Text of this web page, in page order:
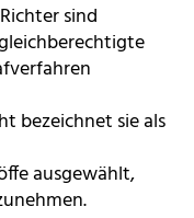
sind
bezeichnet sie als
ausgewählt,